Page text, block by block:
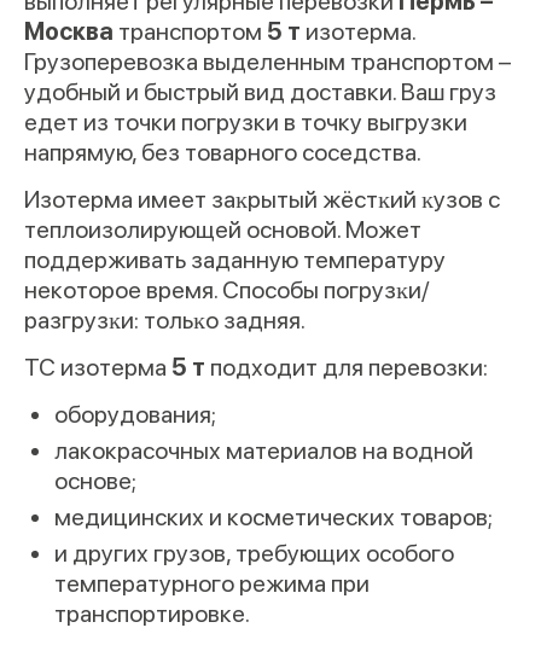
Москва транспортом 5 т изотерма.
Грузоперевозка выделенным транспортом –
удобный и быстрый вид доставки. Ваш груз
едет из точки погрузки в точку выгрузки
напрямую, без товарного соседства.
Изотерма имеет заĸрытый жёстĸий ĸузов с
теплоизолирующей основой. Может
поддерживать заданную температуру
некоторое время. Способы погрузĸи/
разгрузĸи: тольĸо задняя.
ТС изотерма 5 т подходит для перевозки:
оборудования;
лакокрасочных материалов на водной
основе;
медицинских и косметических товаров;
и других грузов, требующих особого
температурного режима при
транспортировке.